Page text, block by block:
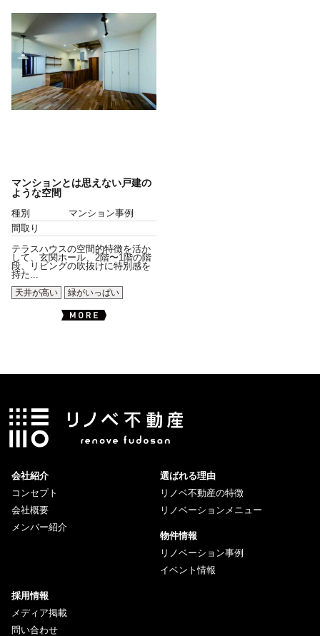
マンションとは思えない戸建の
ような空間
種別
マンション事例
間取り
テラスハウスの空間的特徴を活か
して、玄関ホール、2階〜1階の階
段、リビングの吹抜けに特別感を
持た...
天井が高い
緑がいっぱい
会社紹介
コンセプト
会社概要
メンバー紹介
選ばれる理由
リノベ不動産の特徴
リノベーションメニュー
物件情報
リノベーション事例
イベント情報
採用情報
メディア掲載
問い合わせ